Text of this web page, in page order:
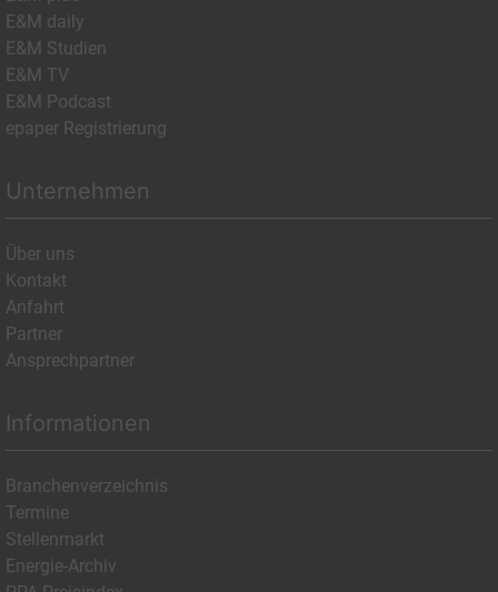
E&M daily
E&M Studien
E&M TV
E&M Podcast
epaper Registrierung
Unternehmen
Über uns
Kontakt
Anfahrt
Partner
Ansprechpartner
Informationen
Branchenverzeichnis
Termine
Stellenmarkt
Energie-Archiv